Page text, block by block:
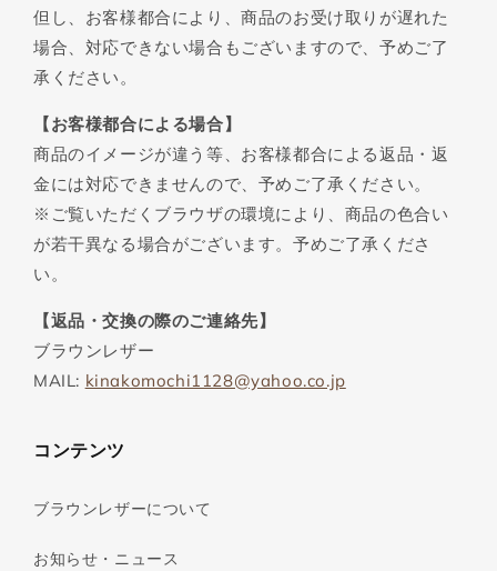
但し、お客様都合により、商品のお受け取りが遅れた
場合、対応できない場合もございますので、予めご了
承ください。
【お客様都合による場合】
商品のイメージが違う等、お客様都合による返品・返
金には対応できませんので、予めご了承ください。
※ご覧いただくブラウザの環境により、商品の色合い
が若干異なる場合がございます。予めご了承くださ
い。
【返品・交換の際のご連絡先】
ブラウンレザー
MAIL: kinakomochi1128@yahoo.co.jp
コンテンツ
ブラウンレザーについて
お知らせ・ニュース